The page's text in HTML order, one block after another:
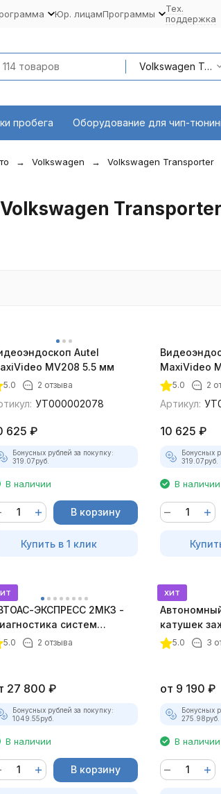
Юр. лицамПрограммы
Тех.
поддержка
Volkswagen Transporter T6 (SF,SG) 04.15 - наст. время
пробега Оборудование для чип-
Volkswagen
Volkswagen Transporter
Autel
MV208 5.5 мм
5.0 2 отзыва
УТ000002078
625 ₽
Бонусных рублей за покупку:
319.07руб.
В наличии
В корзину
Купить в 1 клик
MaxiVideo
5.0 2
Артикул:
10 625 ₽
Бонусных
319.07руб.
В наличии
ЭКСПРЕСС 2МК3 -
систем
5.0 2 отзыва
27 800 ₽
Бонусных рублей за покупку:
1049.55руб.
В наличии
В корзину
хит
катушек
ТК-01 (v2)
5.0 3
от 9 190 ₽
Бонусных
275.98руб.
В наличии